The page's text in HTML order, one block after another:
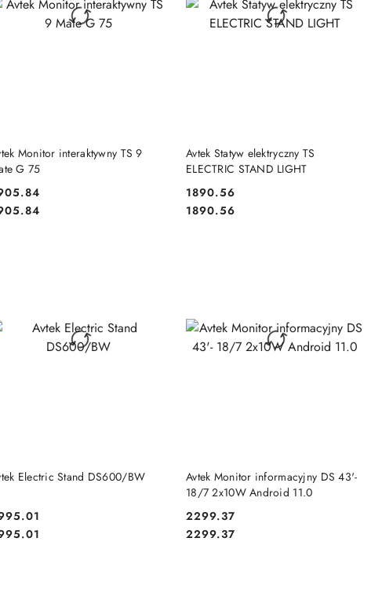
Monitor interaktywny TS 9
G 75
DO KOSZYKA
Avtek Statyw elektryczny TS
ELECTRIC STAND LIGHT
Cena:
1890.56
Cena:
1890.56
DO KOSZYKA
Electric Stand DS600/BW
PRODUKT NIEDOSTĘPNY
Avtek Monitor informacyjny DS 43'-
18/7 2x10W Android 11.0
Cena:
2299.37
Cena:
2299.37
PRODUKT NIEDOSTĘPNY